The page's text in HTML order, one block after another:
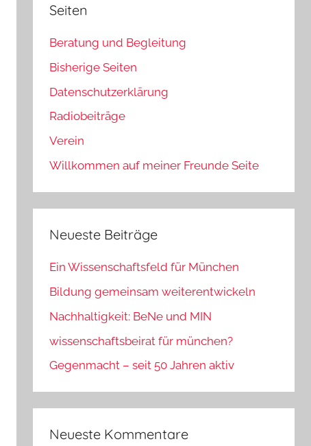
Seiten
Beratung und Begleitung
Bisherige Seiten
Datenschutzerklärung
Radiobeiträge
Verein
Willkommen auf meiner Freunde Seite
Neueste Beiträge
Ein Wissenschaftsfeld für München
Bildung gemeinsam weiterentwickeln
Nachhaltigkeit: BeNe und MIN
wissenschaftsbeirat für münchen?
Gegenmacht – seit 50 Jahren aktiv
Neueste Kommentare